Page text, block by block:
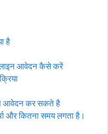
है
आवेदन कैसे करें
आवेदन कर सकते है
और कितना समय लगता है।